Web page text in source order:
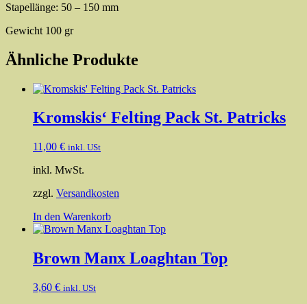
Stapellänge: 50 – 150 mm
Gewicht 100 gr
Ähnliche Produkte
Kromskis‘ Felting Pack St. Patricks
11,00 € inkl. USt
inkl. MwSt.
zzgl. Versandkosten
In den Warenkorb
Brown Manx Loaghtan Top
3,60 € inkl. USt